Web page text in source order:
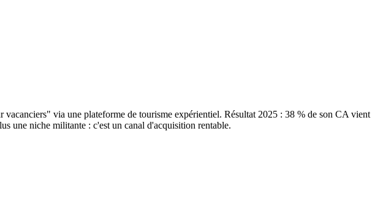
via une plateforme de tourisme expérientiel. Résultat 2025 : 38 % de son CA vient
une niche militante : c'est un canal d'acquisition rentable.